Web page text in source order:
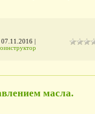
07.11.2016|
масла.